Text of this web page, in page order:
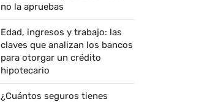
no la apruebas
Edad, ingresos y trabajo: las
claves que analizan los bancos
para otorgar un crédito
hipotecario
¿Cuántos seguros tienes